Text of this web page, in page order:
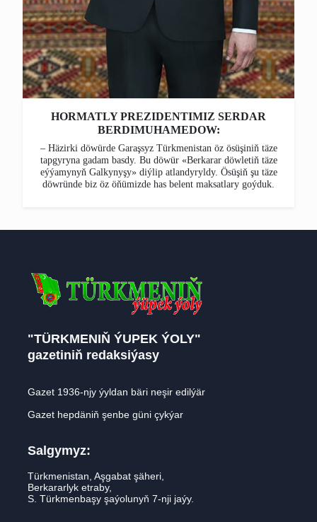
HORMATLY PREZIDENTIMIZ SERDAR
BERDIMUHAMEDOW:
– Häzirki döwürde Garaşsyz Türkmenistan öz ösüşiniň täze
tapgyryna gadam basdy. Bu döwür «Berkarar döwletiň täze
eýýamynyň Galkynyşy» diýlip atlandyryldy. Ösüşiň şu täze
döwründe biz öz öňümizde has belent maksatlary goýduk.
"TÜRKMENIŇ ÝUPEK ÝOLY"
gazetiniň redaksiýasy
Gazet 1936-njy ýyldan bäri neşir edilýär
Gazet hepdäniň şenbe güni çykýar
Salgymyz:
Türkmenistan, Aşgabat şäheri,
Berkararlyk etraby,
S. Türkmenbaşy şaýolunyň 7-nji jaýy.